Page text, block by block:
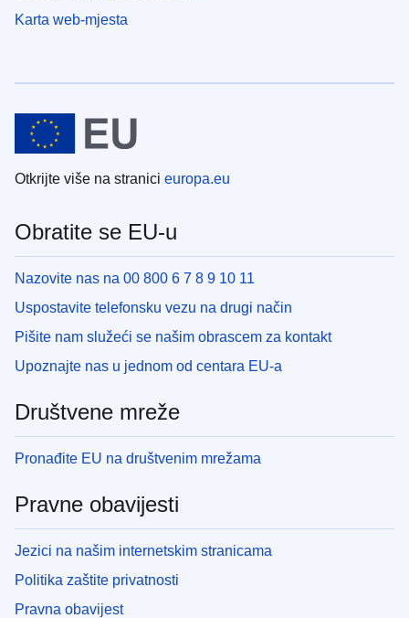
Karta web-mjesta
Otkrijte više na stranici europa.eu
Obratite se EU-u
Nazovite nas na 00 800 6 7 8 9 10 11
Uspostavite telefonsku vezu na drugi način
Pišite nam služeći se našim obrascem za kontakt
Upoznajte nas u jednom od centara EU-a
Društvene mreže
Pronađite EU na društvenim mrežama
Pravne obavijesti
Jezici na našim internetskim stranicama
Politika zaštite privatnosti
Pravna obavijest